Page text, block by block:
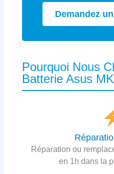
Demandez
Pourquoi Nous
Batterie Asus
Réparation ou
en 1h dans la